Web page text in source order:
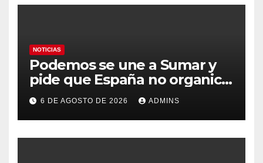
NOTICIAS
Podemos se une a Sumar y
pide que España no organice
el Mundial 2030 con
Marruecos por «atentar
contra la soberanía nacional»
6 DE AGOSTO DE 2026 ADMINS